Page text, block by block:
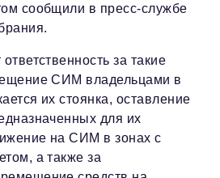
сообщили в пресс-службе
за такие
СИМ владельцами в
их стоянка, оставление
для их
на СИМ в зонах с
а также за